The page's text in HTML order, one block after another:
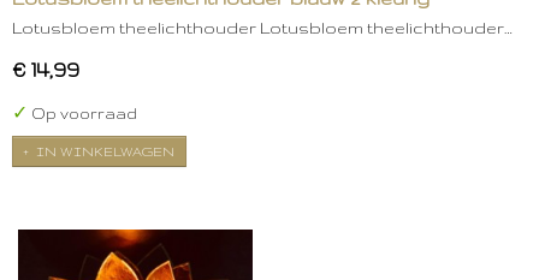
Lotusbloem theelichthouder Lotusbloem theelichthouder…
€ 14,99
✓ Op voorraad
IN WINKELWAGEN